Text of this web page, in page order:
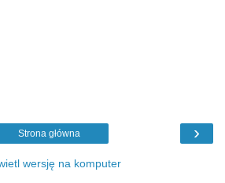
›
Strona główna
wersję na komputer